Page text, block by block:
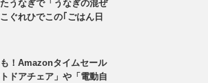
うなぎで「うなぎの混ぜ
ぐれひでこの｢ごはん日
！Amazonタイムセール
ドアチェア」や「電動自